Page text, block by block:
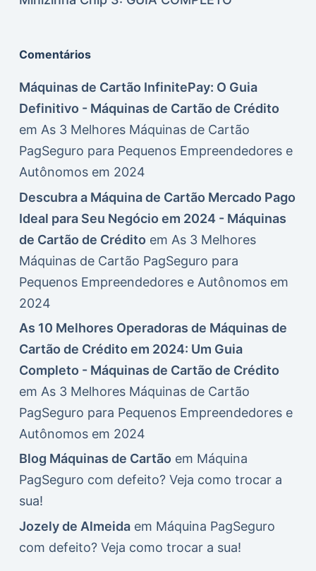
Comentários
Máquinas de Cartão InfinitePay: O Guia
Definitivo - Máquinas de Cartão de Crédito
em As 3 Melhores Máquinas de Cartão
PagSeguro para Pequenos Empreendedores e
Autônomos em 2024
Descubra a Máquina de Cartão Mercado Pago
Ideal para Seu Negócio em 2024 - Máquinas
de Cartão de Crédito em As 3 Melhores
Máquinas de Cartão PagSeguro para
Pequenos Empreendedores e Autônomos em
2024
As 10 Melhores Operadoras de Máquinas de
Cartão de Crédito em 2024: Um Guia
Completo - Máquinas de Cartão de Crédito
em As 3 Melhores Máquinas de Cartão
PagSeguro para Pequenos Empreendedores e
Autônomos em 2024
Blog Máquinas de Cartão em Máquina
PagSeguro com defeito? Veja como trocar a
sua!
Jozely de Almeidaem Máquina PagSeguro
com defeito? Veja como trocar a sua!